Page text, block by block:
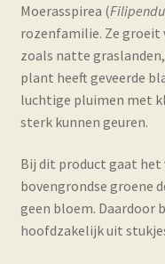
Moerasspirea (
rozenfamilie. Ze groeit
zoals natte
plant heeft geveerde
luchtige pluimen met
sterk kunnen geuren.
Bij dit product gaat het
bovengrondse groene
geen bloem. Daardoor
hoofdzakelijk uit